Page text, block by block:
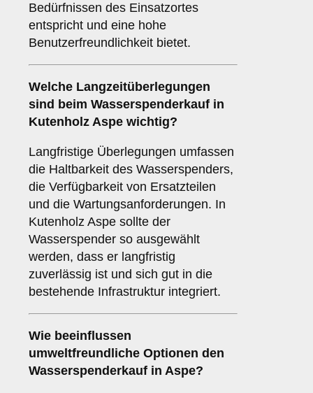
Bedürfnissen des Einsatzortes
entspricht und eine hohe
Benutzerfreundlichkeit bietet.
Welche Langzeitüberlegungen
sind beim Wasserspenderkauf in
Kutenholz Aspe wichtig?
Langfristige Überlegungen umfassen
die Haltbarkeit des Wasserspenders,
die Verfügbarkeit von Ersatzteilen
und die Wartungsanforderungen. In
Kutenholz Aspe sollte der
Wasserspender so ausgewählt
werden, dass er langfristig
zuverlässig ist und sich gut in die
bestehende Infrastruktur integriert.
Wie beeinflussen
umweltfreundliche Optionen den
Wasserspenderkauf in Aspe?